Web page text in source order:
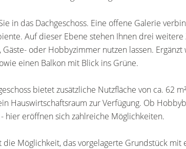
in das Dachgeschoss. Eine offene Galerie
Auf dieser Ebene stehen Ihnen drei
oder Hobbyzimmer nutzen lassen.
einen Balkon mit Blick ins Grüne.
bietet zusätzliche Nutzfläche von ca. 62
Hauswirtschaftsraum zur Verfügung. Ob
hier eröffnen sich zahlreiche Möglichkeiten.
Möglichkeit, das vorgelagerte Grundstück mit